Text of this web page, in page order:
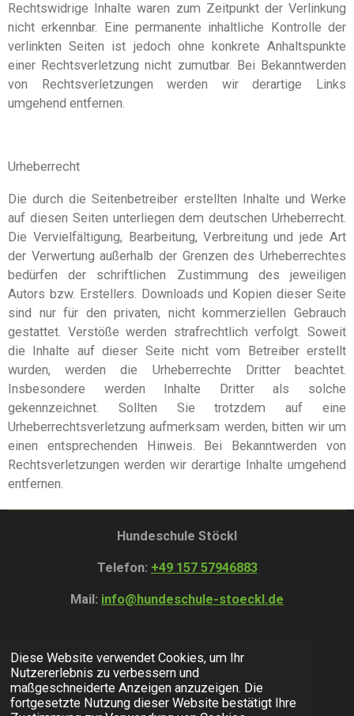
Diese Website verwendet Cookies, um Ihr
Nutzererlebnis zu verbessern und
maßgeschneiderte Anzeigen anzuzeigen. Die
fortgesetzte Nutzung dieser Website bestätigt Ihre
Rechtswidrige Inhalte waren zum Zeitpunkt der Verlinkung
nicht erkennbar. Eine permanente inhaltliche Kontrolle der
verlinkten Seiten ist jedoch ohne konkrete Anhaltspunkte
einer Rechtsverletzung nicht zumutbar. Bei Bekanntwerden
von Rechtsverletzungen werden wir derartige Links
umgehend entfernen.
Urheberrecht
Die durch die Seitenbetreiber erstellten Inhalte und Werke
auf diesen Seiten unterliegen dem deutschen Urheberrecht.
Die Vervielfältigung, Bearbeitung, Verbreitung und jede Art
der Verwertung außerhalb der Grenzen des Urheberrechtes
bedürfen der schriftlichen Zustimmung des jeweiligen
Autors bzw. Erstellers. Downloads und Kopien dieser Seite
sind nur für den privaten, nicht kommerziellen Gebrauch
gestattet. Verstöße werden strafrechtlich verfolgt. Soweit
die Inhalte auf dieser Seite nicht vom Betreiber erstellt
wurden, werden die Urheberrechte Dritter beachtet.
Insbesondere werden Inhalte Dritter als solche
gekennzeichnet. Sollten Sie trotzdem auf eine
Urheberrechtsverletzung aufmerksam werden, bitten wir um
einen entsprechenden Hinweis. Bei Bekanntwerden von
Rechtsverletzungen werden wir derartige Inhalte umgehend
entfernen.
Hundeschule Stöckl
Telefon: +49 157 57946883
Mail: info@hundeschule-stoeckl.de
© 2026 HundeschuleStöckl
Impressum|Datenschutz| AGB